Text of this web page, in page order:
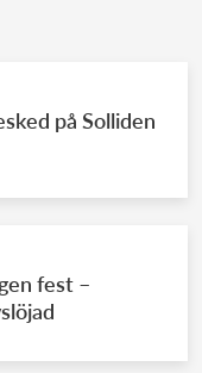
på Solliden
fest –